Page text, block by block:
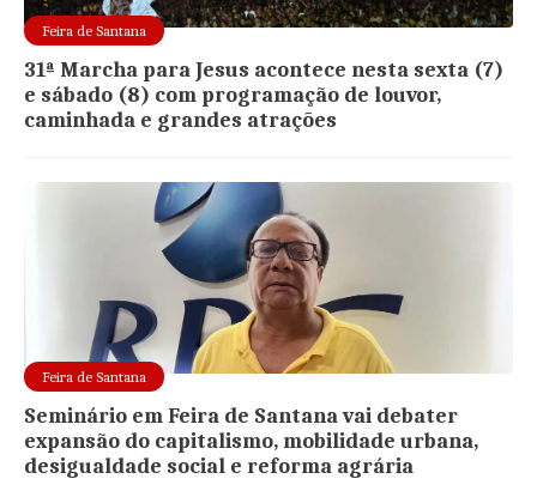
Feira de Santana
31ª Marcha para Jesus acontece nesta sexta (7)
e sábado (8) com programação de louvor,
caminhada e grandes atrações
Feira de Santana
Seminário em Feira de Santana vai debater
expansão do capitalismo, mobilidade urbana,
desigualdade social e reforma agrária